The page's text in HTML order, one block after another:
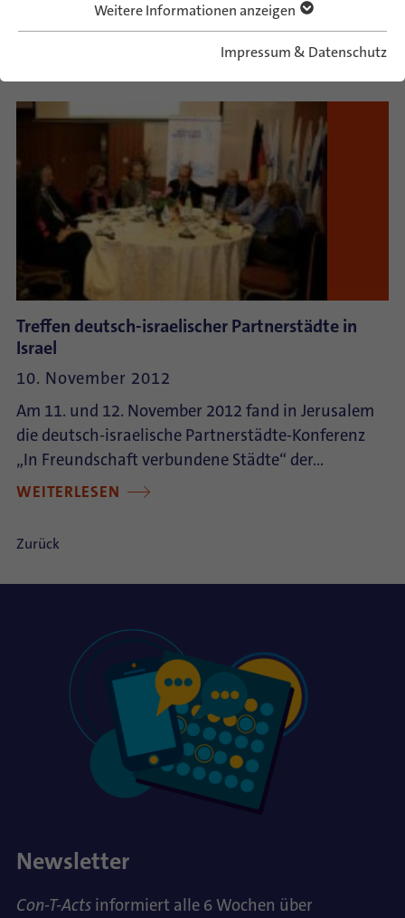
Weitere Informationen anzeigen
Impressum & Datenschutz
November 2012 Vertreter/innen von israelischen…
Treffen deutsch-israelischer Partnerstädte in
Israel
10. November 2012
Am 11. und 12. November 2012 fand in Jerusalem
die deutsch-israelische Partnerstädte-Konferenz
„In Freundschaft verbundene Städte“ der…
WEITERLESEN
Zurück
Newsletter
Con-T-Acts informiert alle 6 Wochen über